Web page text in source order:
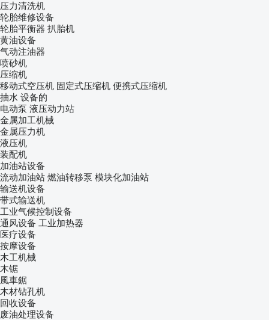
压力清洗机
轮胎维修设备
轮胎平衡器 扒胎机
黄油设备
气动注油器
喷砂机
压缩机
移动式空压机 固定式压缩机 便携式压缩机
抽水 设备的
电动泵 液压动力站
金属加工机械
金属压力机
液压机
装配机
加油站设备
流动加油站 燃油转移泵 模块化加油站
输送机设备
带式输送机
工业气候控制设备
通风设备 工业加热器
医疗设备
按摩设备
木工机械
木锯
風車鋸
木材钻孔机
回收设备
废油处理设备